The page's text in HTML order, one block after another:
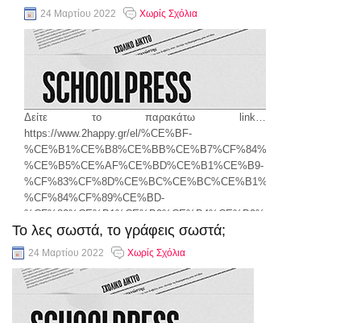
24 Μαρτίου 2022 Χωρίς Σχόλια
Δείτε το παρακάτω link…
https://www.2happy.gr/el/%CE%BF-
%CE%B5%CE%AF%CE%BD%CE%B1%CE%B9-
%CF%84%CF%89%CE%BD-
%CF%80%CE%B1%CE%B9%CE%B4%CE%B9%CF%8E%CE%BD
Το λες σωστά, το γράφεις σωστά;
24 Μαρτίου 2022 Χωρίς Σχόλια